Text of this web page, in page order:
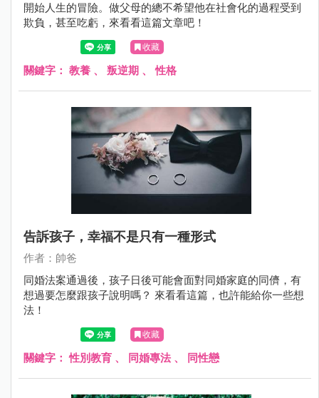
開始人生的冒險。做父母的總不希望他在社會化的過程受到
欺負，甚至吃虧，來看看這篇文章吧！
收藏
關鍵字： 教養 、 叛逆期 、性格
告訴孩子，幸福不是只有一種形式
作者：帥爸
同婚法案通過後，孩子日後可能會面對同婚家庭的同儕，有
想過要怎麼跟孩子說明嗎？ 來看看這篇，也許能給你一些想
法！
收藏
關鍵字：性別教育 、 同婚專法 、 同性戀